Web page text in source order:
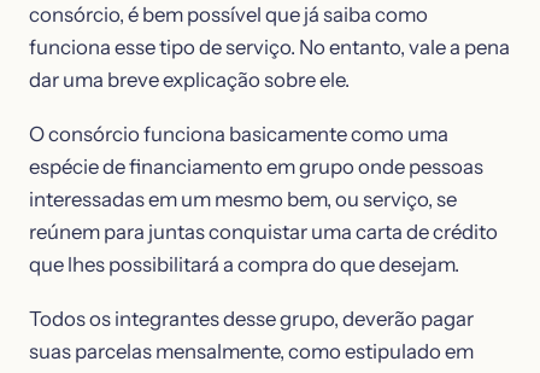
consórcio, é bem possível que já saiba como
funciona esse tipo de serviço. No entanto, vale a pena
dar uma breve explicação sobre ele.
O consórcio funciona basicamente como uma
espécie de financiamento em grupo onde pessoas
interessadas em um mesmo bem, ou serviço, se
reúnem para juntas conquistar uma carta de crédito
que lhes possibilitará a compra do que desejam.
Todos os integrantes desse grupo, deverão pagar
suas parcelas mensalmente, como estipulado em